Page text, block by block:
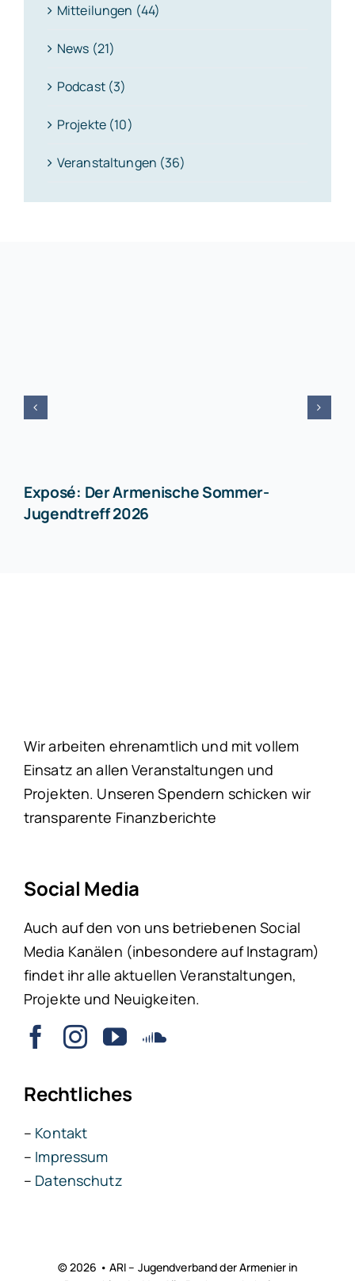
Mitteilungen (44)
News (21)
Podcast (3)
Projekte (10)
Veranstaltungen (36)
Exposé: Der Armenische Sommer-
Jugendtreff 2026
Wir arbeiten ehrenamtlich und mit vollem
Einsatz an allen Veranstaltungen und
Projekten. Unseren Spendern schicken wir
transparente Finanzberichte
Social Media
Auch auf den von uns betriebenen Social
Media Kanälen (inbesondere auf Instagram)
findet ihr alle aktuellen Veranstaltungen,
Projekte und Neuigkeiten.
Rechtliches
– Kontakt
– Impressum
– Datenschutz
© 2026 • ARI – Jugendverband der Armenier in